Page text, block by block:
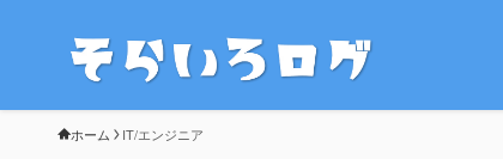
ホーム IT/エンジニア